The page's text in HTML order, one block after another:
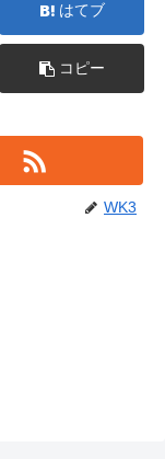
はてブ
コピー
WK3